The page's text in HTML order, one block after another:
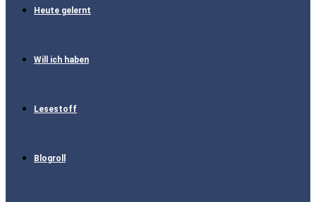
Heute gelernt
Will ich haben
Lesestoff
Blogroll